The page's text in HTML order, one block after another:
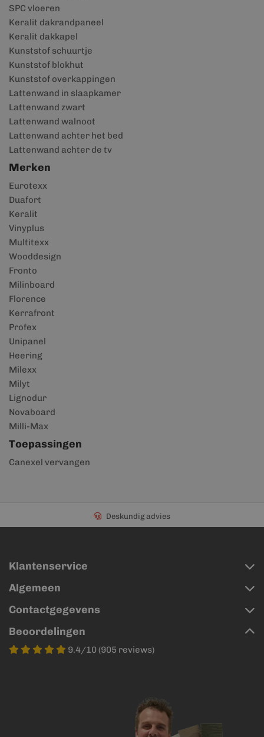
SPC vloeren
Keralit dakrandpaneel
Keralit dakkapel
Kunststof schuurtje
Kunststof blokhut
Kunststof overkappingen
Lattenwand in slaapkamer
Lattenwand zwart
Lattenwand walnoot
Lattenwand achter het bed
Lattenwand achter de tv
Merken
Eurotexx
Duafort
Keralit
Vinyplus
Multitexx
Wooddesign
Fronto
Milinboard
Florence
Kerrafront
Profex
Unipanel
Heering
Milexx
Milyt
Lignodur
Novaboard
Milli-Max
Toepassingen
Canexel vervangen
Deskundig advies
Klantenservice
Algemeen
Contactgegevens
Beoordelingen
9.4/10 (905 reviews)